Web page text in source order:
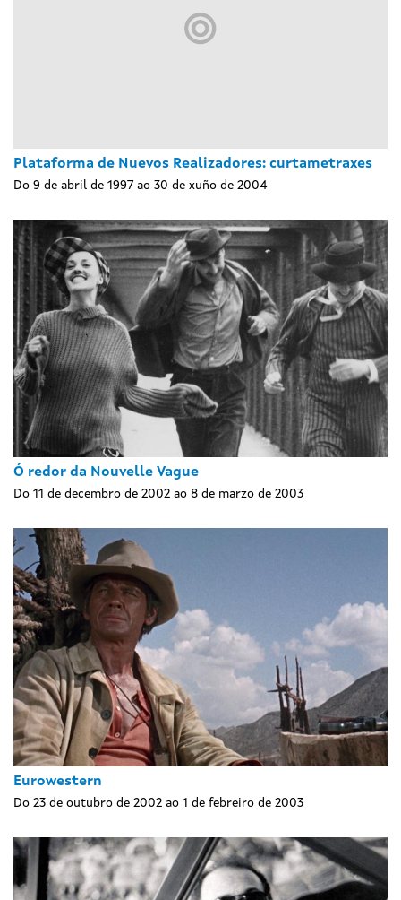
Plataforma de Nuevos Realizadores: curtametraxes
Do 9 de abril de 1997 ao 30 de xuño de 2004
Ó redor da Nouvelle Vague
Do 11 de decembro de 2002 ao 8 de marzo de 2003
Eurowestern
Do 23 de outubro de 2002 ao 1 de febreiro de 2003